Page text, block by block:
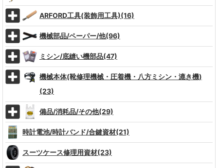
ARFORD工具(装飾用工具)(16)
機械部品/ペーパー/他(96)
ミシン/底縫い機部品(47)
機械本体(靴修理機械・圧着機・八方ミシン・漉き機)
(23)
備品/消耗品/その他(29)
時計電池/時計バンド/合鍵資材(21)
スーツケース修理用資材(23)